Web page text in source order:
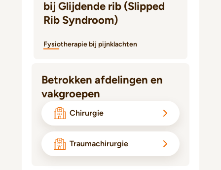
bij Glijdende rib (Slipped
Rib Syndroom)
Fysiotherapie bij pijnklachten
Betrokken afdelingen en
vakgroepen
Chirurgie
Traumachirurgie